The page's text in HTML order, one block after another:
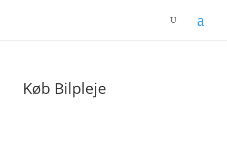
Køb Bilpleje